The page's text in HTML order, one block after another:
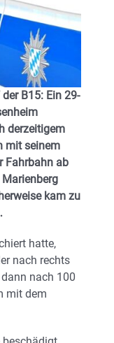
B15: Ein 29-
derzeitigem
mit seinem
Fahrbahn ab
kam zu
hatte,
nach rechts
nach 100
mit dem